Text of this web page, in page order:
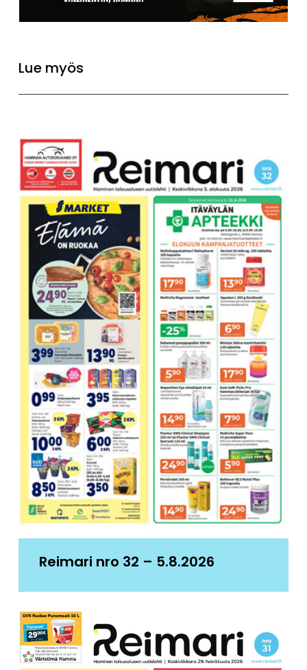
Lue myös
Reimari nro 32 – 5.8.2026